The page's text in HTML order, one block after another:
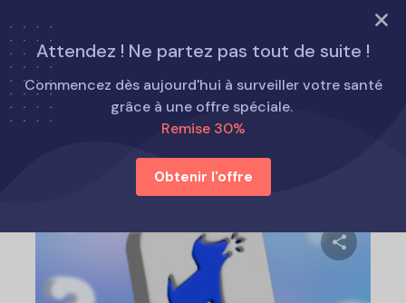
ESSAYEZ MAINTENANT
Attendez ! Ne partez pas tout de suite !
Commencez dès aujourd'hui à surveiller votre santé
grâce à une offre spéciale.
Remise 30%
Obtenir l'offre
Accueil Alternatives au Eyezy
Alternatives au Eyezy